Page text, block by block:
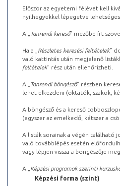
Először az egyetemi félévet kell
nyílhegyekkel lépegetve
A „ Tanrendi kereső” mezőbe írt
Ha a „ Részletes keresési feltételek”
való kattintás után megjelenő
feltételek” rész után ellenőrizheti.
A „ Tanrendi böngésző” részben
lehet elkezdeni (oktatók, szakok,
A böngésző és a kereső
(egyszer az emelkedő, kétszer a
A listák sorainak a végén található
való továbblépés esetén
vagy lépjen vissza a böngészője
A „ Képzési programok szerinti
Képzési forma (szint)